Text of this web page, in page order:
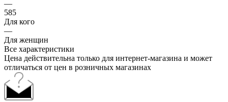
—
585
Для кого
—
Для женщин
Все характеристики
Цена действительна только для интернет-магазина и может
отличаться от цен в розничных магазинах